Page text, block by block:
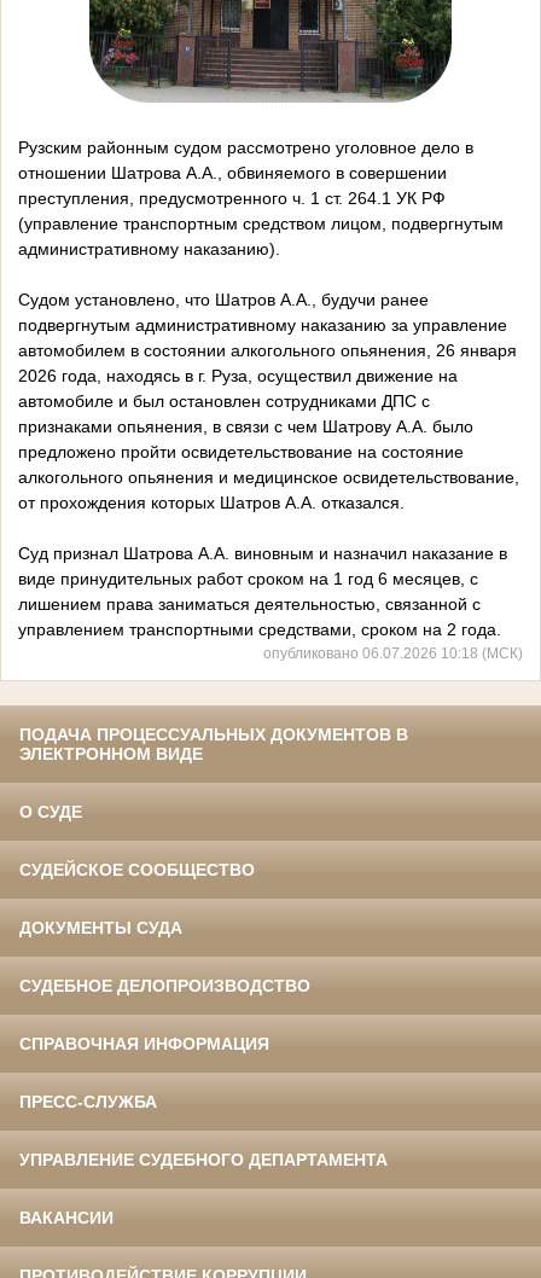
Рузским районным судом рассмотрено уголовное дело в
отношении Шатрова А.А., обвиняемого в совершении
преступления, предусмотренного ч. 1 ст. 264.1 УК РФ
(управление транспортным средством лицом, подвергнутым
административному наказанию).
Судом установлено, что Шатров А.А., будучи ранее
подвергнутым административному наказанию за управление
автомобилем в состоянии алкогольного опьянения, 26 января
2026 года, находясь в г. Руза, осуществил движение на
автомобиле и был остановлен сотрудниками ДПС с
признаками опьянения, в связи с чем Шатрову А.А. было
предложено пройти освидетельствование на состояние
алкогольного опьянения и медицинское освидетельствование,
от прохождения которых Шатров А.А. отказался.
Суд признал Шатрова А.А. виновным и назначил наказание в
виде принудительных работ сроком на 1 год 6 месяцев, с
лишением права заниматься деятельностью, связанной с
управлением транспортными средствами, сроком на 2 года.
опубликовано 06.07.2026 10:18 (МСК)
ПОДАЧА ПРОЦЕССУАЛЬНЫХ ДОКУМЕНТОВ В
ЭЛЕКТРОННОМ ВИДЕ
О СУДЕ
СУДЕЙСКОЕ СООБЩЕСТВО
ДОКУМЕНТЫ СУДА
СУДЕБНОЕ ДЕЛОПРОИЗВОДСТВО
СПРАВОЧНАЯ ИНФОРМАЦИЯ
ПРЕСС-СЛУЖБА
УПРАВЛЕНИЕ СУДЕБНОГО ДЕПАРТАМЕНТА
ВАКАНСИИ